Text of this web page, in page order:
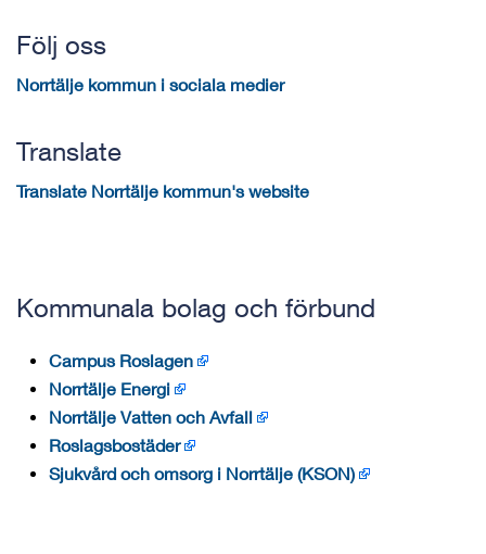
Följ oss
Norrtälje kommun i sociala medier
Translate
Translate Norrtälje kommun's website
Kommunala bolag och förbund
Campus Roslagen
Norrtälje Energi
Norrtälje Vatten och Avfall
Roslagsbostäder
Sjukvård och omsorg i Norrtälje (KSON)